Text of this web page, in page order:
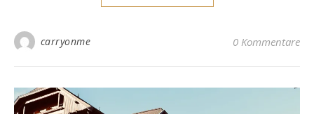
carryonme 0 Kommentare